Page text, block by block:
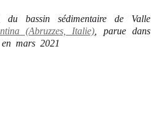
du bassin sédimentaire de Valle
(Abruzzes, Italie) , parue dans
mars 2021